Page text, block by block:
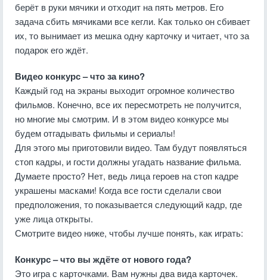
берёт в руки мячики и отходит на пять метров. Его
задача сбить мячиками все кегли. Как только он сбивает
их, то вынимает из мешка одну карточку и читает, что за
подарок его ждёт.
Видео конкурс – что за кино?
Каждый год на экраны выходит огромное количество
фильмов. Конечно, все их пересмотреть не получится,
но многие мы смотрим. И в этом видео конкурсе мы
будем отгадывать фильмы и сериалы!
Для этого мы приготовили видео. Там будут появляться
стоп кадры, и гости должны угадать название фильма.
Думаете просто? Нет, ведь лица героев на стоп кадре
украшены масками! Когда все гости сделали свои
предположения, то показывается следующий кадр, где
уже лица открыты.
Смотрите видео ниже, чтобы лучше понять, как играть:
Конкурс – что вы ждёте от нового года?
Это игра с карточками. Вам нужны два вида карточек.